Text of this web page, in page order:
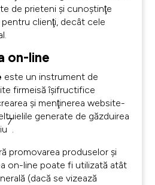
de prieteni şi cunoştinţe
clienţi, decât cele
on-line
este un instrument de
firmeisă îşifructifice
şi menţinerea website-
generate de găzduirea
7
.
promovarea produselor şi
on-line poate fi utilizată atât
(dacă se vizează